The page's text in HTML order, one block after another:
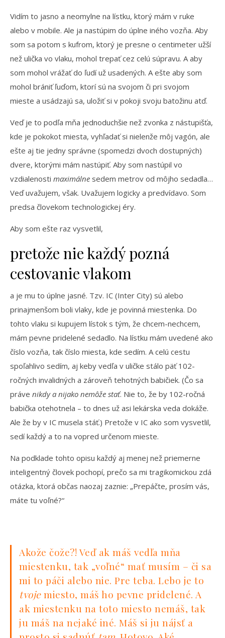
Vidím to jasno a neomylne na lístku, ktorý mám v ruke
alebo v mobile. Ale ja nastúpim do úplne iného vozňa. Aby
som sa potom s kufrom, ktorý je presne o centimeter užší
než ulička vo vlaku, mohol trepať cez celú súpravu. A aby
som mohol vrážať do ľudí už usadených. A ešte aby som
mohol brániť ľuďom, ktorí sú na svojom či pri svojom
mieste a usádzajú sa, uložiť si v pokoji svoju batožinu atď.
Veď je to podľa mňa jednoduchšie než zvonka z nástupišťa,
kde je pokokot miesta, vyhľadať si nielenže môj vagón, ale
ešte aj tie jedny správne (spomedzi dvoch dostupných)
dvere, ktorými mám nastúpiť. Aby som nastúpil vo
vzdialenosti maximálne sedem metrov od môjho sedadla…
Veď uvažujem, však. Uvažujem logicky a predvídavo. Som
predsa človekom technologickej éry.
Aby som ešte raz vysvetlil,
pretože nie každý pozná
cestovanie vlakom
a je mu to úplne jasné. Tzv. IC (Inter City) sú alebo
prinajmenšom boli vlaky, kde je povinná miestenka. Do
tohto vlaku si kupujem lístok s tým, že chcem-nechcem,
mám pevne pridelené sedadlo. Na lístku mám uvedené ako
číslo vozňa, tak číslo miesta, kde sedím. A celú cestu
spoľahlivo sedím, aj keby vedľa v uličke stálo päť 102-
ročných invalidných a zároveň tehotných babičiek. (Čo sa
práve nikdy a nijako nemôže stať. Nie to, že by 102-ročná
babička otehotnela – to dnes už asi lekárska veda dokáže.
Ale že by v IC musela stáť.) Pretože v IC ako som vysvetlil,
sedí každý a to na vopred určenom mieste.
Na podklade tohto opisu každý aj menej než priemerne
inteligentný človek pochopí, prečo sa mi tragikomickou zdá
otázka, ktorá občas naozaj zaznie: „Prepáčte, prosím vás,
máte tu voľné?“
Akože čože?! Veď ak máš vedľa mňa
miestenku, tak „voľné“ mať musím – či sa
mi to páči alebo nie. Pre teba. Lebo je to
tvojemiesto, máš ho pevne pridelené. A
ak miestenku na toto miesto nemáš, tak
ju máš na nejaké iné. Máš si ju nájsť a